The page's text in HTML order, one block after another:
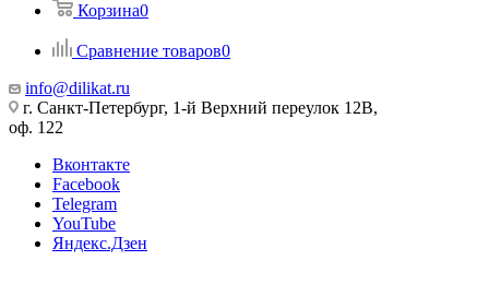
Корзина0
Сравнение товаров0
info@dilikat.ru
г. Санкт-Петербург, 1-й Верхний переулок 12В,
оф. 122
Вконтакте
Facebook
Telegram
YouTube
Яндекс.Дзен